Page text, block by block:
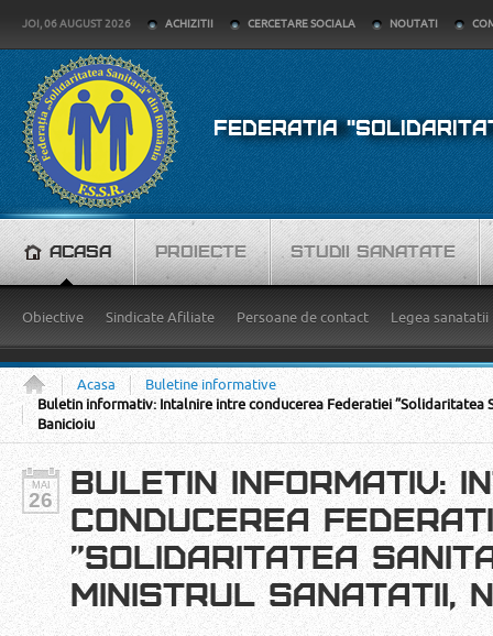
JOI, 06 AUGUST 2026 ACHIZITII CERCETARE SOCIALA NOUTATI
FEDERATIA
ACASA
Obiective Sindicate Afiliate Persoane de contact Legea sanatatii
PROIECTE STUDII SANATATE
Acasa
Buletine informative
Buletin informativ: Intalnire intre conducerea Federatiei ”Solidaritatea
Banicioiu
MAI
26
BULETIN INFORMATIV:
CONDUCEREA
”SOLIDARITATEA
MINISTRUL SANATATII,